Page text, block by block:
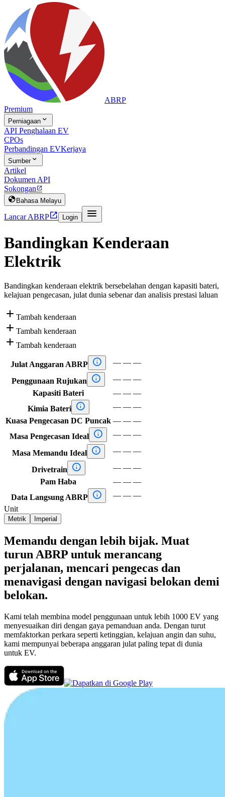
ABRP
Premium
Perniagaan 
API Penghalaan EV
CPOs
Perbandingan EVKerjaya
Sumber
Artikel
Dokumen API
Sokongan
 Bahasa Melayu
Lancar ABRP Login 
Bandingkan Kenderaan
Elektrik
Bandingkan kenderaan elektrik bersebelahan dengan kapasiti bateri,
kelajuan pengecasan, julat dunia sebenar dan analisis prestasi laluan
 Tambah kenderaan
 Tambah kenderaan
 Tambah kenderaan
Julat Anggaran ABRP  — — —
Penggunaan Rujukan  — — —
Kapasiti Bateri
— — —
Kimia Bateri
 — — —
Kuasa Pengecasan DC Puncak — — —
Masa Pengecasan Ideal  — — —
Masa Memandu Ideal  — — —
Drivetrain  — — —
Pam Haba
— — —
Data Langsung ABRP
 — — —
Unit
Metrik Imperial
Memandu dengan lebih bijak. Muat
turun ABRP untuk merancang
perjalanan, mencari pengecas dan
menavigasi dengan navigasi belokan demi
belokan.
Kami telah membina model penggunaan untuk lebih 1000 EV yang
menyesuaikan diri dengan gaya pemanduan anda. Dengan turut
memfaktorkan perkara seperti ketinggian, kelajuan angin dan suhu,
kami mempunyai beberapa anggaran julat paling tepat di dunia
untuk EV.